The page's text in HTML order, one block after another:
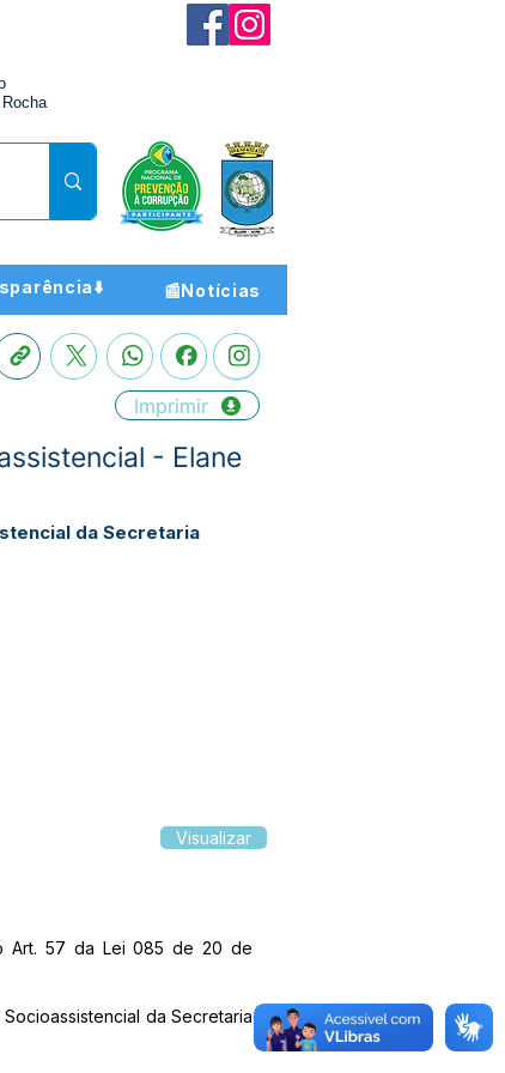
📰Notícias
Imprimir
- Elane
da Secretaria
Visualizar
Art. 57 da Lei 085 de 20 de
da Secretaria